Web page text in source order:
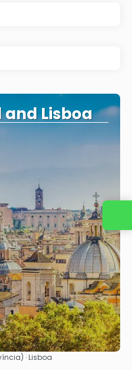
and Lisboa
· Lisboa
em contato conosco